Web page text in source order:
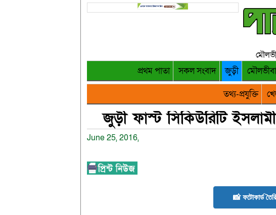
প্রথম পাতা সকল সংবাদ জুড়ী
তথ্য-প্রযুক্তি
জুড়ী ফাস্ট সিকিউরিটি
June 25, 2016,
📸 ফটোকার্ড